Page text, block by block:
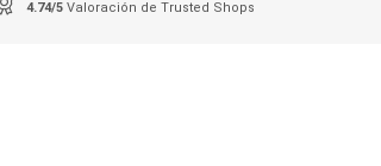
4.74/5 Valoración de Trusted Shops